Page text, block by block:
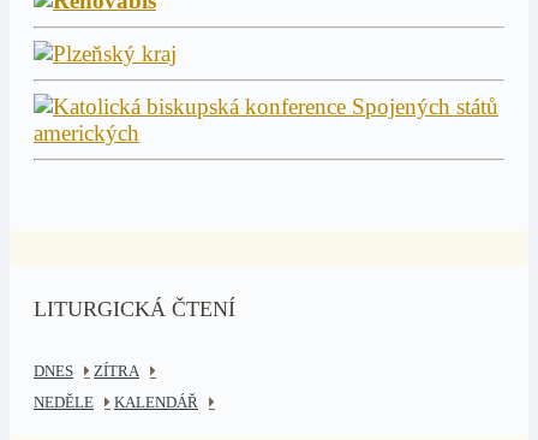
LITURGICKÁ ČTENÍ
DNES
ZÍTRA
NEDĚLE
KALENDÁŘ